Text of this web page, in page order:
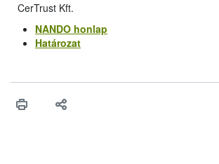
CerTrust Kft.
NANDO honlap
Határozat